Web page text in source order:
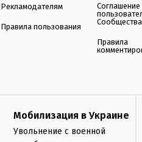
Рекламодателям
Правила пользования
Соглашение
Сообщества
Правила
Мобилизация в Украине
Увольнение с военной